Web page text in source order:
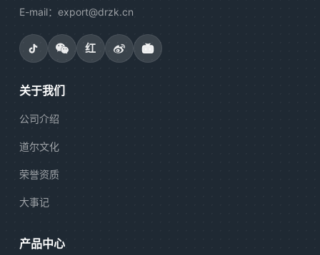
E-mail：export@drzk.cn
红
关于我们
公司介绍
道尔文化
荣誉资质
大事记
产品中心